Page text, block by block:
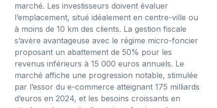
marché. Les investisseurs doivent évaluer
l’emplacement, situé idéalement en centre-ville ou
à moins de 10 km des clients. La gestion fiscale
s’avère avantageuse avec le régime micro-foncier
proposant un abattement de 50% pour les
revenus inférieurs à 15 000 euros annuels. Le
marché affiche une progression notable, stimulée
par l’essor du e-commerce atteignant 175 milliards
d’euros en 2024, et les besoins croissants en